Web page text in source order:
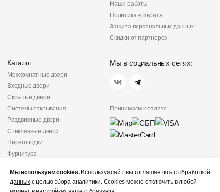
Наши работы
Политика возврата
Защита персональных данных
Скидки от партнеров
Каталог
Межкомнатные двери
Входные двери
Скрытые двери
Системы открывания
Раздвижные двери
Стеклянные двери
Перегородки
Фурнитура
Мы в социальных сетях:
Принимаем к оплате:
конфиденциальности
Не является публичной
Мы используем cookies.Используя сайт, вы соглашаетесь с обработкой
данныхс целью сбора аналитики. Cookies можно отключить в любой